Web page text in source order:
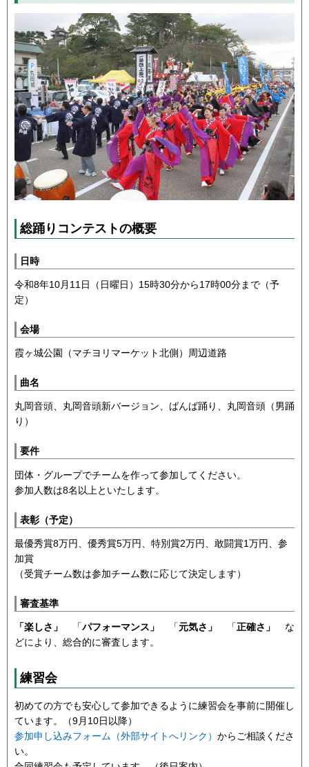
総踊りコンテストの概要
日時
令和8年10月11日（日曜日）15時30分から17時00分まで（予
定）
会場
霞ヶ城公園（マチヨリマーケット北側）周辺道路
曲名
丸岡音頭、丸岡音頭新バージョン、ばんば踊り、丸岡音頭（男踊
り）
要件
団体・グループでチームを作って参加してください。
参加人数は8名以上といたします。
表彰（予定）
最優秀賞8万円、優秀賞5万円、特別賞2万円、敢闘賞1万円、参
加賞
（受賞チーム数は参加チーム数に応じて決定します）
審査基準
「楽しさ」 「パフォーマンス」 「元気さ」 「正確さ」
な
どにより、総合的に審査します。
練習会
初めての方でも安心して参加できるように練習会を事前に開催し
ています。（9月10日以降）
参加申し込みフォーム（外部サイトへリンク） からご相談くださ
い。